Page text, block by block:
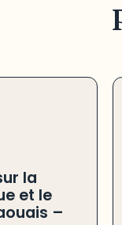
la
et le
–